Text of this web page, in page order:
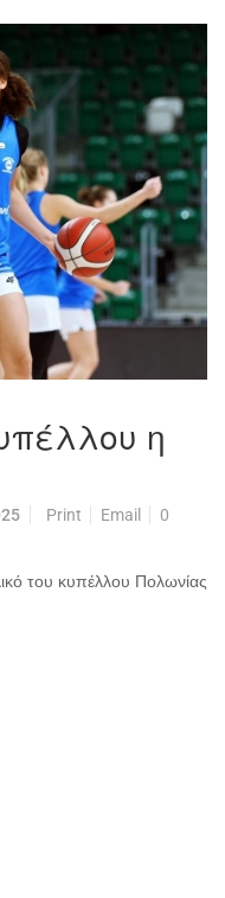
η
Print Email
0
του κυπέλλου Πολωνίας